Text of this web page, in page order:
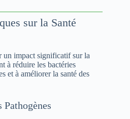
sur la Santé
un impact significatif sur la
à réduire les bactéries
et à améliorer la santé des